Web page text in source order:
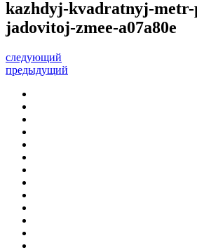
kazhdyj-kvadratnyj-
jadovitoj-zmee-a07a80e
следующий
предыдущий